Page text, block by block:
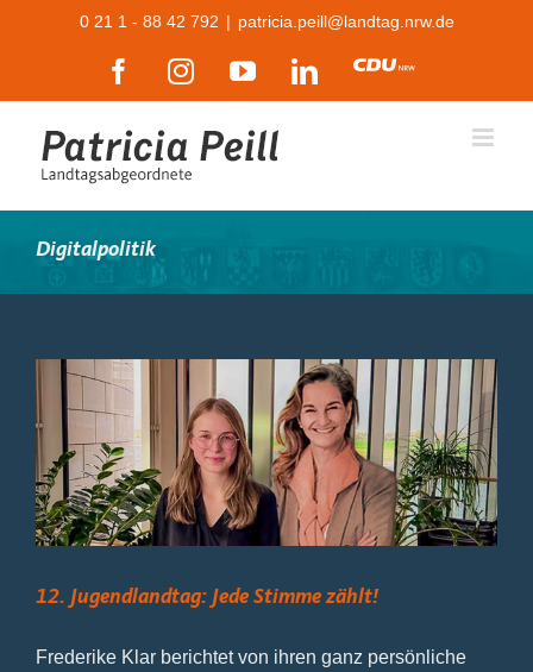
0 21 1 - 88 42 792 | patricia.peill@landtag.nrw.de
FacebookInstagramYouTubeLinkedIn
CDU
Digitalpolitik
12. Jugendlandtag: Jede Stimme zählt!
Frederike Klar berichtet von ihren ganz persönliche